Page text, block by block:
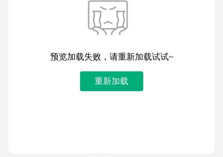
预览加载失败，请重新加载试试~
重新加载